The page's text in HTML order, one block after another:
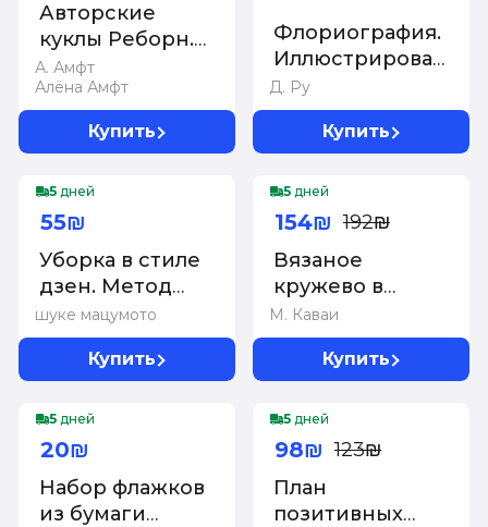
А. Амфт
Алёна Амфт
Авторские
куклы Реборн.
Пошаговый
мастер-класс
Купить
Д. Ру
Флориография.
Иллюстрированное
руководство по
викторианскому
языку цветов
Купить
5 дней
шуке мацумото
Уборка в стиле
дзен. Метод
наведения
порядка без
усилий и
буддийского
монаха
55₪
Купить
-20%
5 дней
М. Каваи
Вязаное
кружево в
стиле ретро. 30
авторских
проектов для
крючком
154₪ 192₪
Купить
5 дней
Набор флажков
из бумаги
20₪
-20%
5 дней
План
позитивных
98₪ 123₪